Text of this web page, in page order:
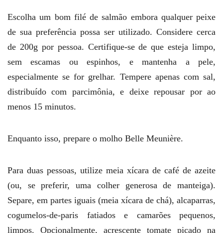
Escolha um bom filé de salmão embora qualquer peixe
de sua preferência possa ser utilizado. Considere cerca
de 200g por pessoa. Certifique-se de que esteja limpo,
sem escamas ou espinhos, e mantenha a pele,
especialmente se for grelhar. Tempere apenas com sal,
distribuído com parcimônia, e deixe repousar por ao
menos 15 minutos.
Enquanto isso, prepare o molho Belle Meunière.
Para duas pessoas, utilize meia xícara de café de azeite
(ou, se preferir, uma colher generosa de manteiga).
Separe, em partes iguais (meia xícara de chá), alcaparras,
cogumelos-de-paris fatiados e camarões pequenos,
limpos. Opcionalmente, acrescente tomate picado na